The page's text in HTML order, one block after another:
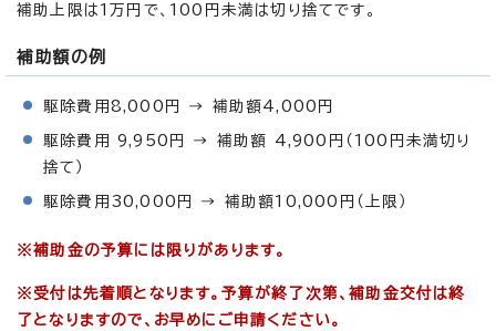
補助上限は1万円で、100円未満は切り捨てです。
補助額の例
駆除費用8,000円 → 補助額4,000円
駆除費用 9,950円 → 補助額 4,900円（100円未満切り
捨て）
駆除費用30,000円 → 補助額10,000円（上限）
※補助金の予算には限りがあります。
※受付は先着順となります。予算が終了次第、補助金交付は終
了となりますので、お早めにご申請ください。